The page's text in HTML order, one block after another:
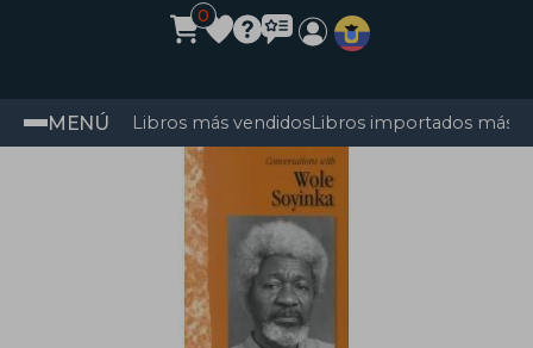
0
MENÚ Libros más vendidosLibros importados más